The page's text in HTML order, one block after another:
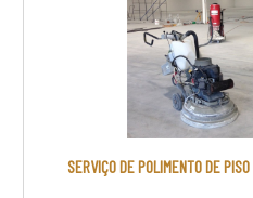
SERVIÇO DE POLIMENTO DE PISO